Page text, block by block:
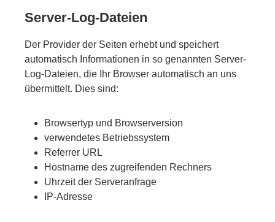
Server-Log-Dateien
Der Provider der Seiten erhebt und speichert
automatisch Informationen in so genannten Server-
Log-Dateien, die Ihr Browser automatisch an uns
übermittelt. Dies sind:
Browsertyp und Browserversion
verwendetes Betriebssystem
Referrer URL
Hostname des zugreifenden Rechners
Uhrzeit der Serveranfrage
IP-Adresse